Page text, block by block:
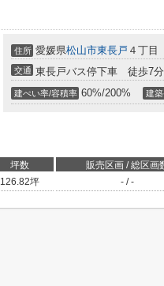
住所 愛媛県松山市東長戸 ４丁目
交通 東長戸バス停下車 徒歩7分
建ぺい率/容積率 60%/200% 建
坪数 販売区画 / 総区画
126.82坪 - / -